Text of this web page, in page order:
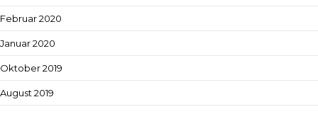
Februar 2020
Januar 2020
Oktober 2019
August 2019